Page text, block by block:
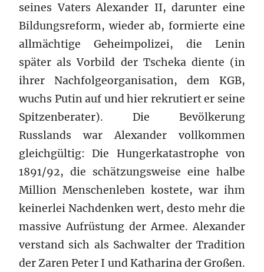
seines Vaters Alexander II, darunter eine
Bildungsreform, wieder ab, formierte eine
allmächtige Geheimpolizei, die Lenin
später als Vorbild der Tscheka diente (in
ihrer Nachfolgeorganisation, dem KGB,
wuchs Putin auf und hier rekrutiert er seine
Spitzenberater). Die Bevölkerung
Russlands war Alexander vollkommen
gleichgültig: Die Hungerkatastrophe von
1891/92, die schätzungsweise eine halbe
Million Menschenleben kostete, war ihm
keinerlei Nachdenken wert, desto mehr die
massive Aufrüstung der Armee. Alexander
verstand sich als Sachwalter der Tradition
der Zaren Peter I und Katharina der Großen.